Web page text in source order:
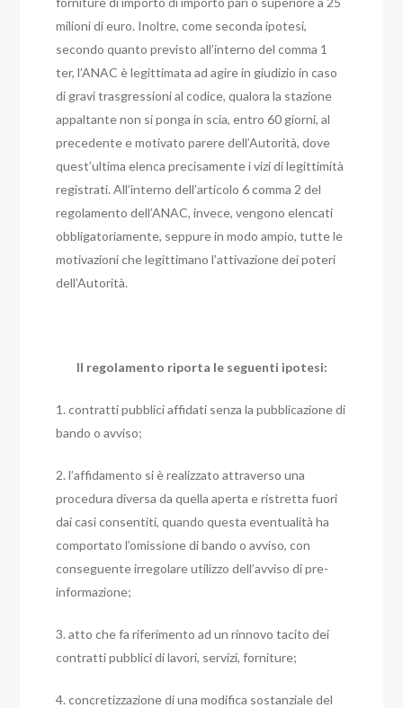
milioni di euro. Inoltre, come seconda ipotesi,
secondo quanto previsto all’interno del comma 1
ter, l’ANAC è legittimata ad agire in giudizio in caso
di gravi trasgressioni al codice, qualora la stazione
appaltante non si ponga in scia, entro 60 giorni, al
precedente e motivato parere dell’Autorità, dove
quest’ultima elenca precisamente i vizi di legittimità
registrati. All’interno dell’articolo 6 comma 2 del
regolamento dell’ANAC, invece, vengono elencati
obbligatoriamente, seppure in modo ampio, tutte le
motivazioni che legittimano l’attivazione dei poteri
dell’Autorità.
Il regolamento riporta le seguenti ipotesi:
1. contratti pubblici affidati senza la pubblicazione di
bando o avviso;
2. l’affidamento si è realizzato attraverso una
procedura diversa da quella aperta e ristretta fuori
dai casi consentiti, quando questa eventualità ha
comportato l’omissione di bando o avviso, con
conseguente irregolare utilizzo dell’avviso di pre-
informazione;
3. atto che fa riferimento ad un rinnovo tacito dei
contratti pubblici di lavori, servizi, forniture;
4. concretizzazione di una modifica sostanziale del